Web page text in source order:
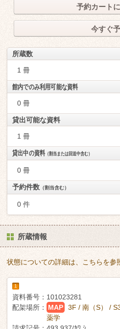
予約カート
今すぐ
所蔵数
1 冊
館内でのみ利用可能な資料
0 冊
貸出可能な資料
1 冊
貸出中の資料（割当または回送中含む）
0 冊
予約件数 （割当含む）
0 件
所蔵情報
状態についての詳細は、こちらを参
1
資料番号： 101023281
配架場所：
MAP
3F / 南（S） /
薬学